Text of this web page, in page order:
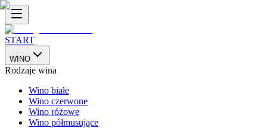
START
WINO
Rodzaje wina
Wino białe
Wino czerwone
Wino różowe
Wino półmusujące